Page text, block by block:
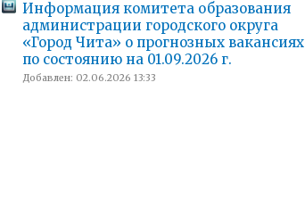
Информация комитета образования
администрации городского округа
«Город Чита» о прогнозных вакансиях
по состоянию на 01.09.2026 г.
Добавлен: 02.06.2026 13:33